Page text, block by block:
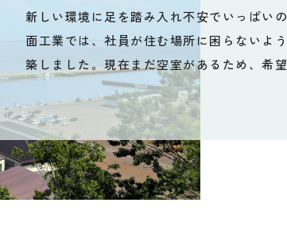
新しい環境に足を踏み入れ不安でいっぱい
面工業では、社員が住む場所に困らないよ
築しました。現在まだ空室があるため、希